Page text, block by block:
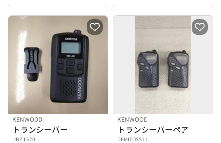
KENWOOD
トランシーバー
UBZ-LS20
KENWOOD
トランシーバーペア
DEMITOSS11